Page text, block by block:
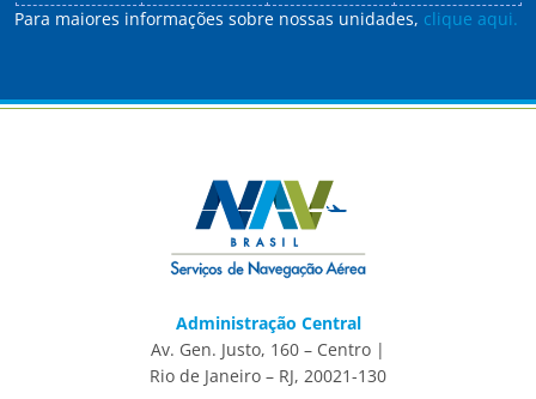
Para maiores informações sobre nossas unidades, clique aqui.
Administração Central
Av. Gen. Justo, 160 – Centro |
Rio de Janeiro – RJ, 20021-130